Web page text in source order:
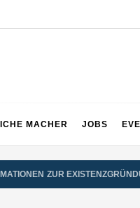
MACHER JOBS
ZUR